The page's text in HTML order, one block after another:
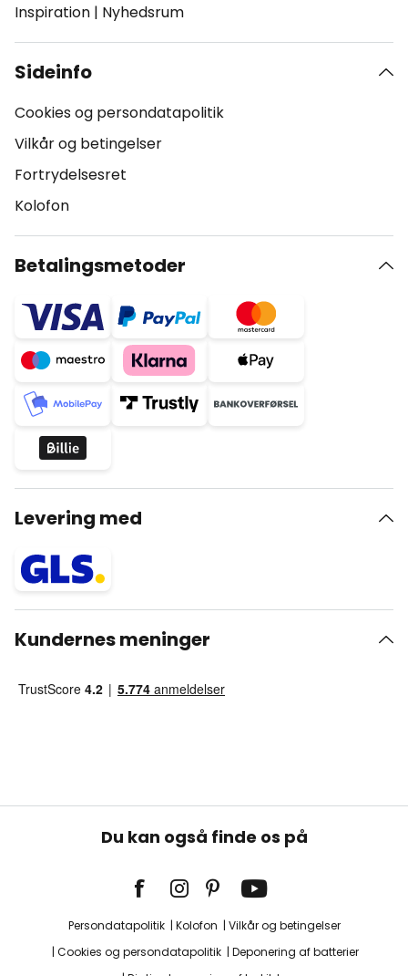
Inspiration | Nyhedsrum
Sideinfo
Cookies og persondatapolitik
Vilkår og betingelser
Fortrydelsesret
Kolofon
Betalingsmetoder
Levering med
Kundernes meninger
Du kan også finde os på
Persondatapolitik Kolofon
Vilkår og betingelser
Cookies og persondatapolitik
Deponering af batterier